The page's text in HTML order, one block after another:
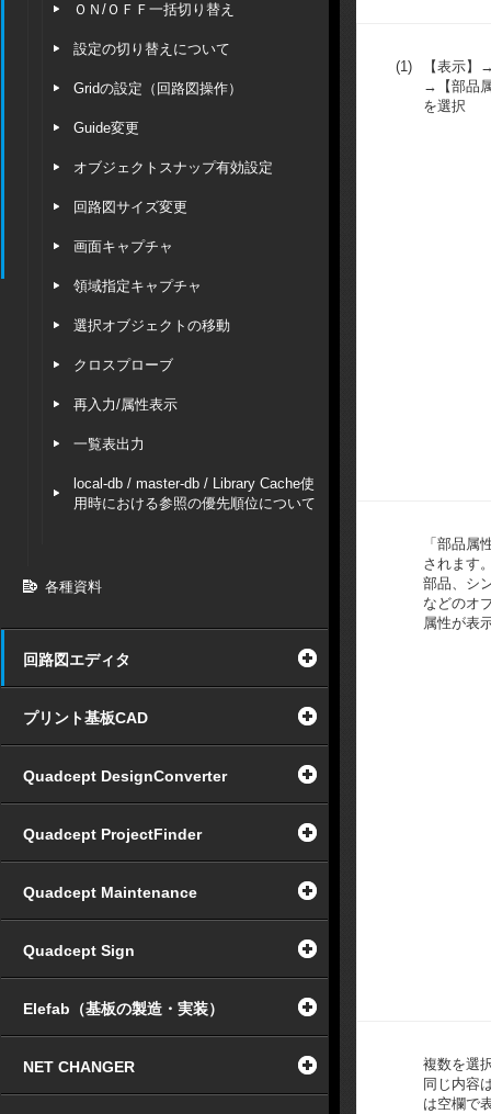
ＯＮ/ＯＦＦ一括切り替え
設定の切り替えについて
Gridの設定（回路図操作）
Guide変更
オブジェクトスナップ有効設定
回路図サイズ変更
画面キャプチャ
領域指定キャプチャ
選択オブジェクトの移動
クロスプローブ
再入力/属性表示
一覧表出力
local-db / master-db / Library Cache使
用時における参照の優先順位について
各種資料
回路図エディタ
プリント基板CAD
Quadcept DesignConverter
Quadcept ProjectFinder
Quadcept Maintenance
Quadcept Sign
Elefab（基板の製造・実装）
NET CHANGER
(1)
【表示
→【部品
を選択
「部品属
されます
部品、シ
などのオ
属性が表
複数を選
同じ内容
は空欄で